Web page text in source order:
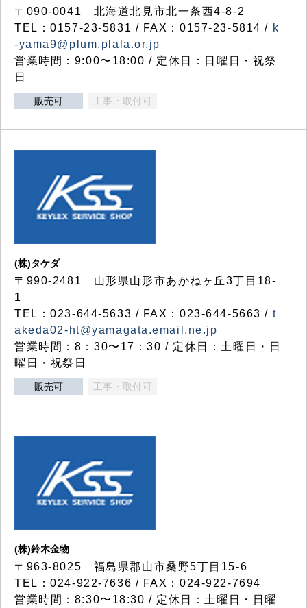
〒090-0041 北海道北見市北一条西4-8-2
TEL：0157-23-5831 / FAX：0157-23-5814 / k
-yama9@plum.plala.or.jp
営業時間：9:00〜18:00 / 定休日：日曜日・祝祭
日
販売可 工事・取付可
(株)タケダ
〒990-2481 山形県山形市あかねヶ丘3丁目18-
1
TEL：023-644-5633 / FAX：023-644-5663 / t
akeda02-ht@yamagata.email.ne.jp
営業時間：8：30〜17：30 / 定休日：土曜日・日
曜日・祝祭日
販売可 工事・取付可
(株)鈴木金物
〒963-8025 福島県郡山市桑野5丁目15-6
TEL：024-922-7636 / FAX：024-922-7694
営業時間：8:30〜18:30 / 定休日：土曜日・日曜